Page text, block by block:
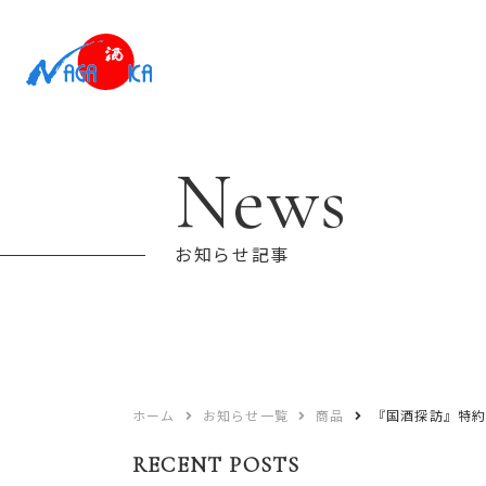
News
お知らせ記事
ホーム お知らせ一覧 商品 『国酒探訪』特
RECENT POSTS